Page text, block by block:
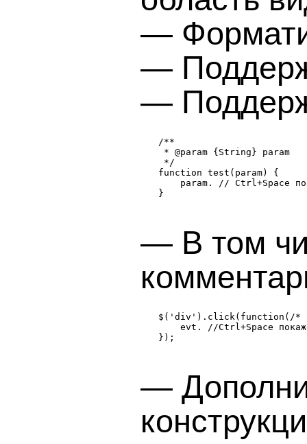
—
—
—
* @param {String} param
*/
param. // Ctrl+Space
— В том
evt. //Ctrl+Space
—